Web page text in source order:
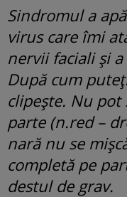
Sindromul a
virus care îmi
nervii faciali şi
După cum
clipeşte. Nu pot
parte (n.red –
nară nu se
completă pe
destul de grav.